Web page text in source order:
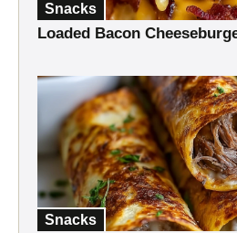
Snacks
Loaded Bacon
Snacks